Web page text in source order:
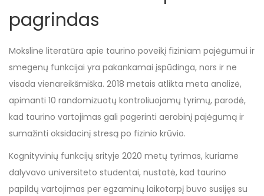
pagrindas
Mokslinė literatūra apie taurino poveikį fiziniam pajėgumui ir
smegenų funkcijai yra pakankamai įspūdinga, nors ir ne
visada vienareikšmiška. 2018 metais atlikta meta analizė,
apimanti 10 randomizuotų kontroliuojamų tyrimų, parodė,
kad taurino vartojimas gali pagerinti aerobinį pajėgumą ir
sumažinti oksidacinį stresą po fizinio krūvio.
Kognityvinių funkcijų srityje 2020 metų tyrimas, kuriame
dalyvavo universiteto studentai, nustatė, kad taurino
papildų vartojimas per egzaminų laikotarpį buvo susijęs su